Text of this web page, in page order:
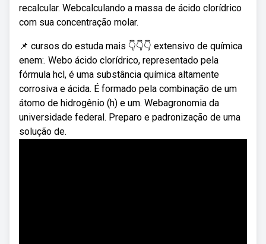
recalcular. Webcalculando a massa de ácido clorídrico
com sua concentração molar.
📌 cursos do estuda mais 👇👇👇 extensivo de química
enem:. Webo ácido clorídrico, representado pela
fórmula hcl, é uma substância química altamente
corrosiva e ácida. É formado pela combinação de um
átomo de hidrogênio (h) e um. Webagronomia da
universidade federal. Preparo e padronização de uma
solução de.